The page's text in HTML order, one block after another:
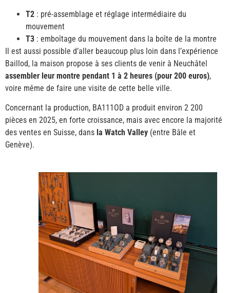
T2 : pré-assemblage et réglage intermédiaire du
mouvement
T3 : emboîtage du mouvement dans la boîte de la montre
Il est aussi possible d’aller beaucoup plus loin dans l’expérience
Baillod, la maison propose à ses clients de venir à Neuchâtel
assembler leur montre pendant 1 à 2 heures (pour 200 euros),
voire même de faire une visite de cette belle ville.
Concernant la production, BA111OD a produit environ 2 200
pièces en 2025, en forte croissance, mais avec encore la majorité
des ventes en Suisse, dans la Watch Valley (entre Bâle et
Genève).